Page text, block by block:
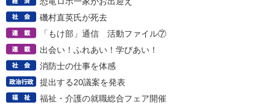
磯村直英氏が死去
「もけ部」通信 活動ファイル⑦
出会い！ふれあい！学びあい！
消防士の仕事を体感
提出する20議案を発表
福祉・介護の就職総合フェア開催